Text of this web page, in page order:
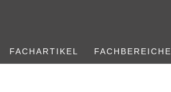
FACHARTIKEL FACHBEREICHE